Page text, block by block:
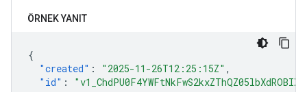
ÖRNEK YANIT
{
"created" : "2025-11-26T12:25:15Z" ,
"id" :